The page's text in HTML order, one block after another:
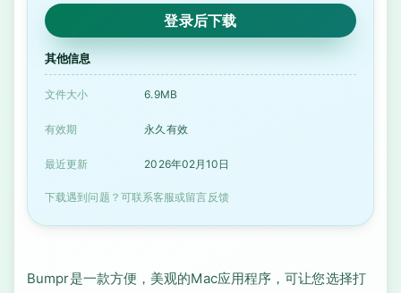
登录后下载
其他信息
文件大小 6.9MB
有效期 永久有效
最近更新 2026年02月10日
下载遇到问题？可联系客服或留言反馈
Bumpr是一款方便，美观的Mac应用程序，可让您选择打